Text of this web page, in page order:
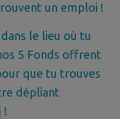
un emploi !
dans le lieu où tu
5 Fonds offrent
que tu trouves
dépliant
!